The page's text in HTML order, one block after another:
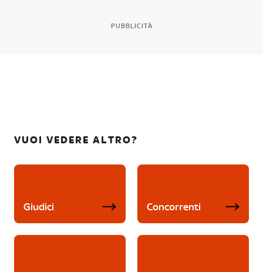
PUBBLICITÀ
VUOI VEDERE ALTRO?
Giudici Concorrenti